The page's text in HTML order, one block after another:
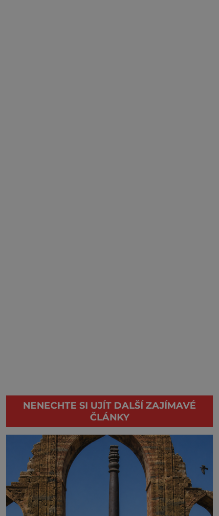
NENECHTE SI UJÍT DALŠÍ ZAJÍMAVÉ
ČLÁNKY